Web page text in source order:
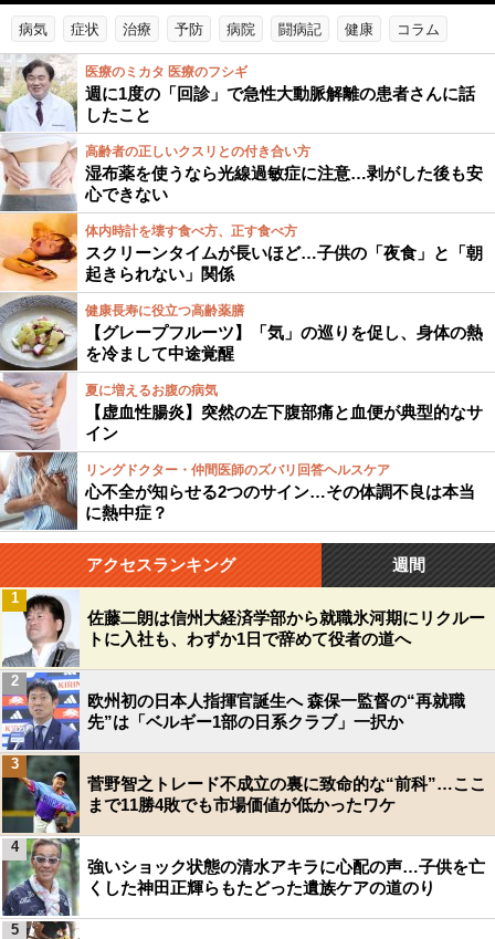
病気 症状 治療 予防 病院 闘病記 健康 コラム
医療のミカタ 医療のフシギ
週に1度の「回診」で急性大動脈解離の患者さんに話
したこと
高齢者の正しいクスリとの付き合い方
湿布薬を使うなら光線過敏症に注意…剥がした後も安
心できない
体内時計を壊す食べ方、正す食べ方
スクリーンタイムが長いほど…子供の「夜食」と「朝
起きられない」関係
健康長寿に役立つ高齢薬膳
【グレープフルーツ】「気」の巡りを促し、身体の熱
を冷まして中途覚醒
夏に増えるお腹の病気
【虚血性腸炎】突然の左下腹部痛と血便が典型的なサ
イン
リングドクター・仲間医師のズバリ回答ヘルスケア
心不全が知らせる2つのサイン…その体調不良は本当
に熱中症？
アクセスランキング 週間
佐藤二朗は信州大経済学部から就職氷河期にリクルー
トに入社も、わずか1日で辞めて役者の道へ
1
欧州初の日本人指揮官誕生へ 森保一監督の“再就職
先”は「ベルギー1部の日系クラブ」一択か
2
菅野智之トレード不成立の裏に致命的な“前科”…ここ
まで11勝4敗でも市場価値が低かったワケ
3
強いショック状態の清水アキラに心配の声…子供を亡
くした神田正輝らもたどった遺族ケアの道のり
4
5